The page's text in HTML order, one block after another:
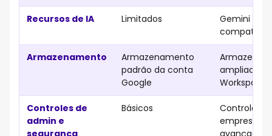
Recursos de IA Limitados
Gemini nos
Armazenamento
Armazenamento
padrão da conta
Google
ampliado
Workspace
Controles de
admin e
segurança
Básicos
Controles
avançados